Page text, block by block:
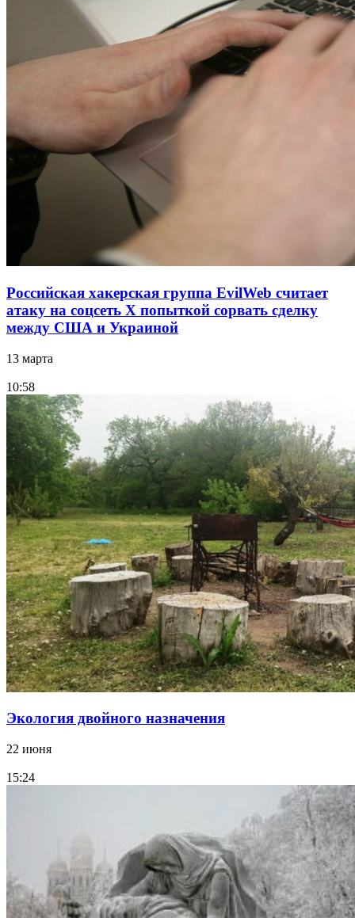
Российская хакерская группа EvilWeb считает
атаку на соцсеть Х попыткой сорвать сделку
между США и Украиной
13 марта
10:58
Экология двойного назначения
22 июня
15:24